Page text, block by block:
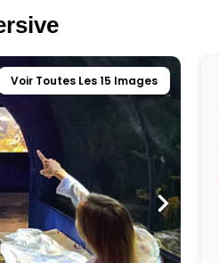
Voir Toutes Les 15 Images